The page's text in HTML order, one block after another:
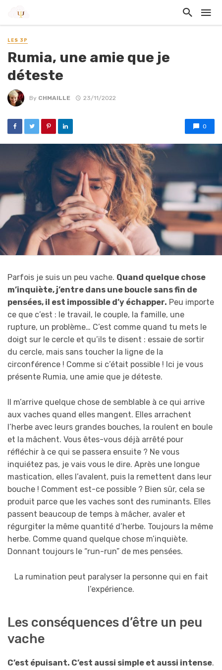
LES 3P
Rumia, une amie que je
déteste
By CHMAILLE 23/11/2022
0
Parfois je suis un peu vache. Quand quelque chose
m’inquiète, j’entre dans une boucle sans fin de
pensées, il est impossible d’y échapper. Peu importe
ce que c’est : le travail, le couple, la famille, une
rupture, un problème… C’est comme quand tu mets le
doigt sur le cercle et qu’ils te disent : essaie de sortir
du cercle, mais sans toucher la ligne de la
circonférence ! Comme si c’était possible ! Ici je vous
présente Rumia, une amie que je déteste.
Il m’arrive quelque chose de semblable à ce qui arrive
aux vaches quand elles mangent. Elles arrachent
l’herbe avec leurs grandes bouches, la roulent en boule
et la mâchent. Vous êtes-vous déjà arrêté pour
réfléchir à ce qui se passera ensuite ? Ne vous
inquiétez pas, je vais vous le dire. Après une longue
mastication, elles l’avalent, puis la remettent dans leur
bouche ! Comment est-ce possible ? Bien sûr, cela se
produit parce que les vaches sont des ruminants. Elles
passent beaucoup de temps à mâcher, avaler et
régurgiter la même quantité d’herbe. Toujours la même
herbe. Comme quand quelque chose m’inquiète.
Donnant toujours le “run-run” de mes pensées.
La rumination peut paralyser la personne qui en fait
l’expérience.
Les conséquences d’être un peu
vache
C’est épuisant. C’est aussi simple et aussi intense.